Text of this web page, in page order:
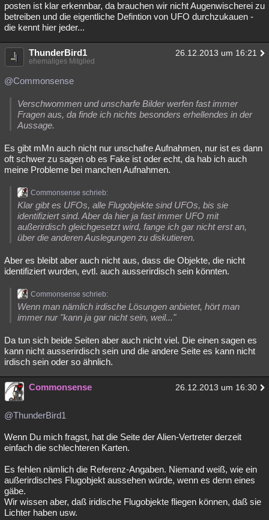
posten ist klar erkennbar, da brauchen wir nicht Augenwischerei zu
betreiben und die eigentliche Defintion von UFO durchzukauen -
die kennt hier jeder...
ThunderBird1 26.12.2013 um 16:21
ehemaliges Mitglied
@Commonsense
Verschwommen und unscharfe Bilder werfen fast immer
Fragen aus, da finde ich nichts besonders erhellendes in der
Aussage.
Es gibt mMn auch nicht nur unschafre Aufnahmen, nur ist es dann
oft schwer zu sagen ob es Fake ist oder echt, da hab ich auch
meine Probleme bei manchen Aufnahmen.
Commonsense schrieb:
Klar gibt es UFOs, alle Flugobjekte sind UFOs, bis sie
identifiziert sind. Aber da hier ja fast immer UFO mit
außerirdisch gleichgesetzt wird, fange ich gar nicht erst an,
über die anderen Auslegungen zu diskutieren.
Aber es bleibt aber auch nicht aus, dass die Objekte, die nicht
identifiziert wurden, evtl. auch ausserirdisch sein könnten.
Commonsense schrieb:
Wenn man nämlich irdische Lösungen anbietet, hört man
immer nur "kann ja gar nicht sein, weil..."
Da tun sich beide Seiten aber auch nicht viel. Die einen sagen es
kann nicht ausserirdisch sein und die andere Seite es kann nicht
irdisch sein oder so ähnlich.
Commonsense 26.12.2013 um 16:30
@ThunderBird1
Wenn Du mich fragst, hat die Seite der Alien-Vertreter derzeit
einfach die schlechteren Karten.
Es fehlen nämlich die Referenz-Angaben. Niemand weiß, wie ein
außerirdisches Flugobjekt aussehen würde, wenn es denn eines
gäbe.
Wir wissen aber, daß iridische Flugobjekte fliegen können, daß sie
Lichter haben usw.